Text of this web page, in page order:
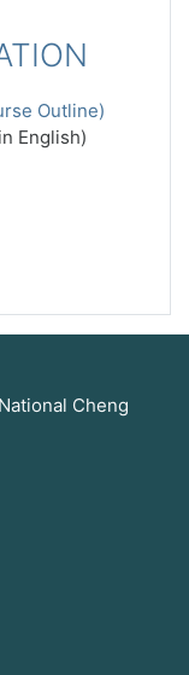
Outline)
English)
Cheng